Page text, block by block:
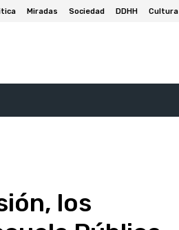
Miradas Sociedad DDHH Cultura
los